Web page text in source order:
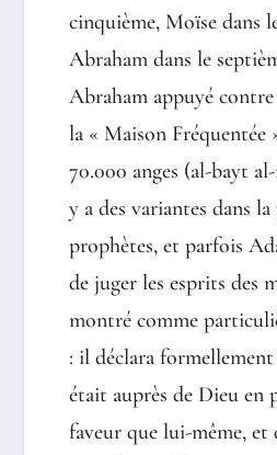
cinquième, Moïse dans
Abraham dans le
Abraham appuyé contre
la « Maison Fréquentée
70.000 anges (al-bayt
y a des variantes dans
prophètes, et parfois
de juger les esprits des
montré comme
: il déclara
était auprès de Dieu en
faveur que lui-même, et